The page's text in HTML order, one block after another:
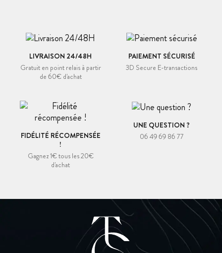
LIVRAISON 24/48H
Gratuit en point relais à partir
de 60€ d'achat
PAIEMENT SÉCURISÉ
3D Secure E-transactions
FIDÉLITÉ RÉCOMPENSÉE
!
Gagnez 1€ tous les 20€
d'achat
UNE QUESTION ?
06 49 69 86 77